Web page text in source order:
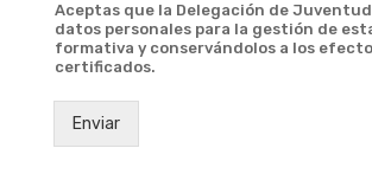
Aceptas que la Delegación de
datos personales para la gestión de
formativa y conservándolos a los
certificados.
Enviar